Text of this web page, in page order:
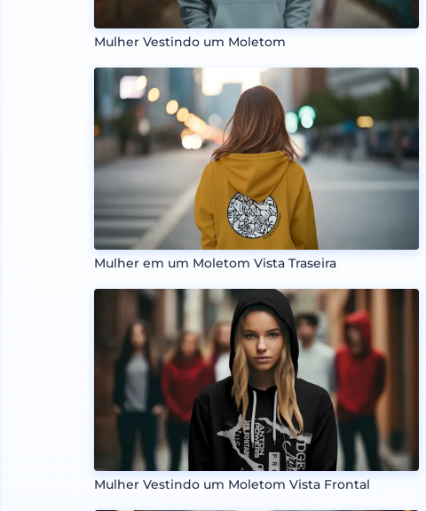
Mulher Vestindo um Moletom
Mulher em um Moletom Vista Traseira
Mulher Vestindo um Moletom Vista Frontal